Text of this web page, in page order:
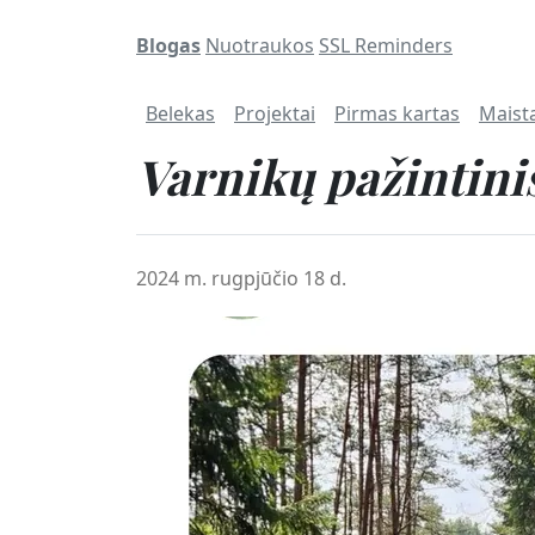
Blogas Nuotraukos SSL Reminders
Belekas Projektai Pirmas kartas
Varnikų
2024 m. rugpjūčio 18 d.